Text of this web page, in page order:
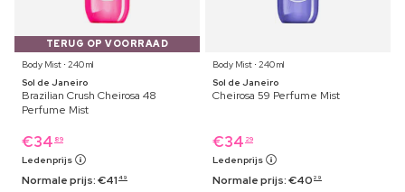
TERUG OP VOORRAAD
Body Mist ⋅ 240 ml
Sol de Janeiro
Brazilian Crush Cheirosa 48
Perfume Mist
€34 89
Ledenprijs
Normale prijs:€41 49
Body Mist ⋅ 240 ml
Sol de Janeiro
Cheirosa 59 Perfume Mist
€34 29
Ledenprijs
Normale prijs:€40 29